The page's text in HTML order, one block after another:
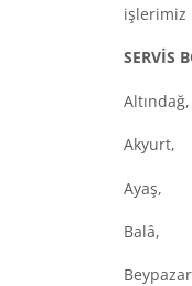
işlerimiz
SERVİS
Altındağ,
Akyurt,
Ayaş,
Balâ,